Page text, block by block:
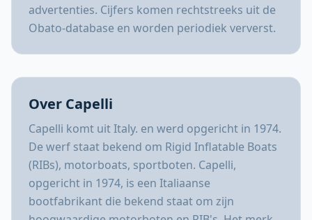
advertenties. Cijfers komen rechtstreeks uit de
Obato-database en worden periodiek ververst.
Over Capelli
Capelli komt uit Italy. en werd opgericht in 1974.
De werf staat bekend om Rigid Inflatable Boats
(RIBs), motorboats, sportboten. Capelli,
opgericht in 1974, is een Italiaanse
bootfabrikant die bekend staat om zijn